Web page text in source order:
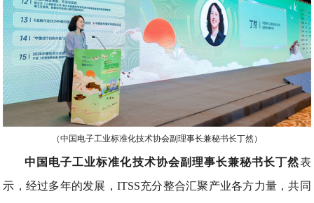
（中国电子工业标准化技术协会副理事长兼秘书长丁然）
中国电子工业标准化技术协会副理事长兼秘书长丁然表
示，经过多年的发展，ITSS充分整合汇聚产业各方力量，共同